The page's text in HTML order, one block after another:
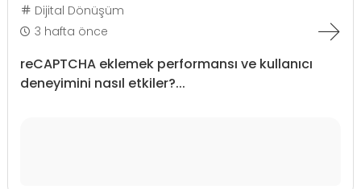
Dijital Dönüşüm
3 hafta önce
reCAPTCHA eklemek performansı ve kullanıcı
deneyimini nasıl etkiler?...